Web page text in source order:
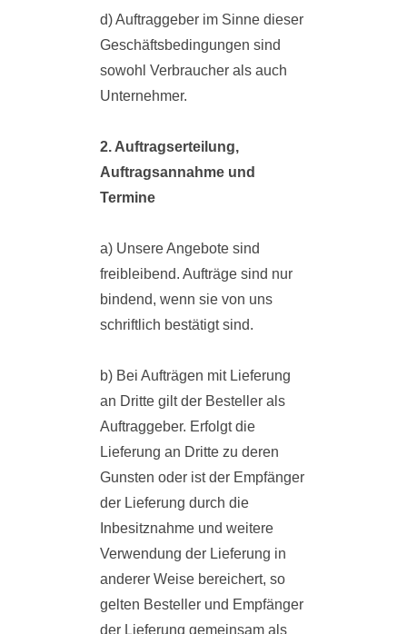
d) Auftraggeber im Sinne dieser
Geschäftsbedingungen sind
sowohl Verbraucher als auch
Unternehmer.
2. Auftragserteilung,
Auftragsannahme und
Termine
a) Unsere Angebote sind
freibleibend. Aufträge sind nur
bindend, wenn sie von uns
schriftlich bestätigt sind.
b) Bei Aufträgen mit Lieferung
an Dritte gilt der Besteller als
Auftraggeber. Erfolgt die
Lieferung an Dritte zu deren
Gunsten oder ist der Empfänger
der Lieferung durch die
Inbesitznahme und weitere
Verwendung der Lieferung in
anderer Weise bereichert, so
gelten Besteller und Empfänger
der Lieferung gemeinsam als